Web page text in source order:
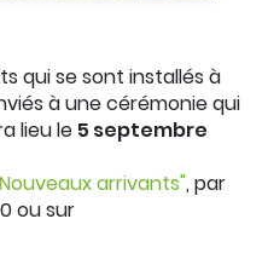
qui se sont installés à
à une cérémonie qui
lieu le 5 septembre
arrivants", par
ou sur